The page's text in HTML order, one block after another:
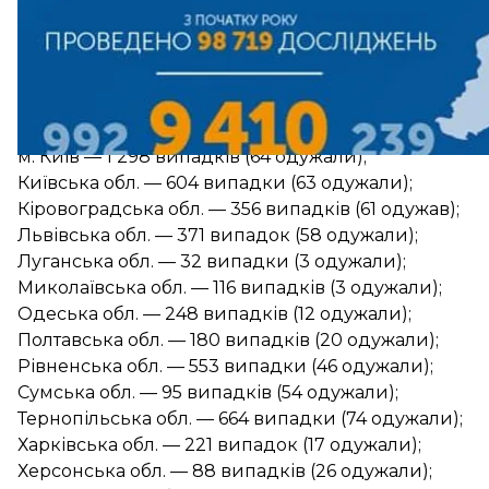
Донецька обл. — 52 випадки (10 одужали);
Житомирська обл. — 354 випадки (16 одужали);
Закарпатська обл. — 387 випадків (33 одужали);
Запорізька обл. — 208 випадків (44 одужали);
Івано-Франківська обл. — 783 випадки (72
м. Київ — 1 298 випадків (64 одужали);
Київська обл. — 604 випадки (63 одужали);
Кіровоградська обл. — 356 випадків (61 одужав);
Львівська обл. — 371 випадок (58 одужали);
Луганська обл. — 32 випадки (3 одужали);
Миколаївська обл. — 116 випадків (3 одужали);
Одеська обл. — 248 випадків (12 одужали);
Полтавська обл. — 180 випадків (20 одужали);
Рівненська обл. — 553 випадки (46 одужали);
Сумська обл. — 95 випадків (54 одужали);
Тернопільська обл. — 664 випадки (74 одужали);
Харківська обл. — 221 випадок (17 одужали);
Херсонська обл. — 88 випадків (26 одужали);